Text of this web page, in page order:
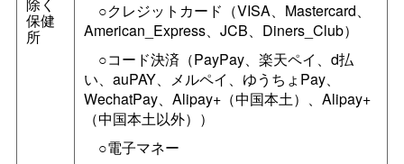
保健
所
○クレジットカード（VISA、Mastercard、
American_Express、JCB、Diners_Club）
○コード決済（PayPay、楽天ペイ、d払
い、auPAY、メルペイ、ゆうちょPay、
WechatPay、Alipay+（中国本土）、Alipay+
（中国本土以外））
○電子マネー